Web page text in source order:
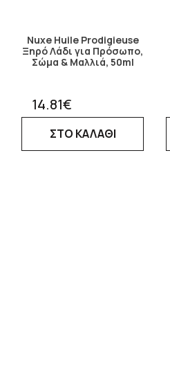
Nuxe Huile Prodigieuse
Ξηρό Λάδι για Πρόσωπο,
Σώμα & Μαλλιά, 50ml
14.81€
ΣΤΟ ΚΑΛΑΘΙ